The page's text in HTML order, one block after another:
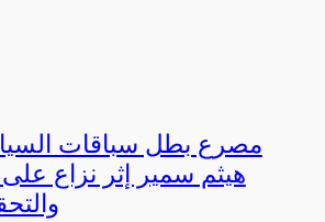
مصرع بطل سباقات
هيثم سمير إثر نزاع